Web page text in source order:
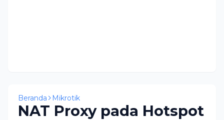
Beranda Mikrotik
NAT Proxy pada Hotspot